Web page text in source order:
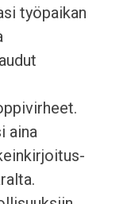
työpaikan
aina